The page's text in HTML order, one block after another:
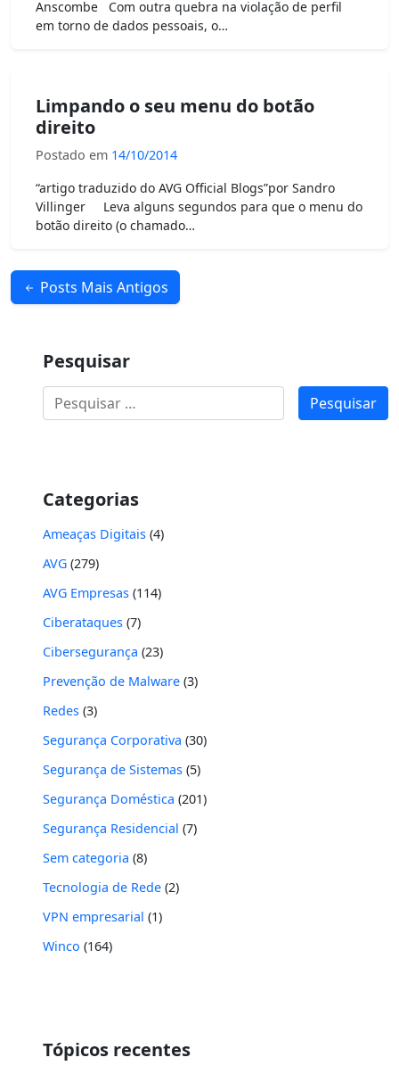
Anscombe Com outra quebra na violação de perfil
em torno de dados pessoais, o…
Limpando o seu menu do botão
direito
Postado em 14/10/2014
“artigo traduzido do AVG Official Blogs”por Sandro
Villinger Leva alguns segundos para que o menu do
botão direito (o chamado…
Navegação
por
Posts Mais Antigos
Pesquisar
Pesquisar
por:
Categorias
Ameaças Digitais (4)
AVG (279)
AVG Empresas (114)
Ciberataques (7)
Cibersegurança (23)
Prevenção de Malware (3)
Redes (3)
Segurança Corporativa (30)
Segurança de Sistemas (5)
Segurança Doméstica (201)
Segurança Residencial (7)
Sem categoria (8)
Tecnologia de Rede (2)
VPN empresarial (1)
Winco (164)
Tópicos recentes